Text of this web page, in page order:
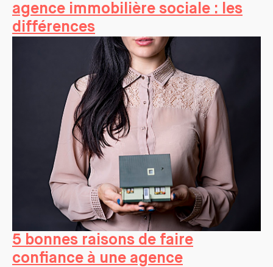
agence immobilière sociale : les
différences
5 bonnes raisons de faire
confiance à une agence